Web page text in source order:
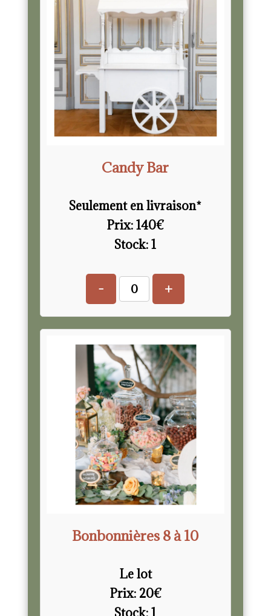
Candy Bar
Seulement en livraison*
Prix:140€
Stock:1
- +
Bonbonnières 8 à 10
Le lot
Prix: 20€